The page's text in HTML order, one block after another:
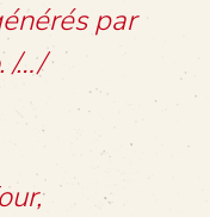
par
/…/